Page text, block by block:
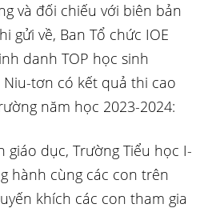
và đối chiếu với biên bản
gửi về, Ban Tổ chức IOE
danh TOP học sinh
tơn có kết quả thi cao
năm học 2023-2024:
dục, Trường Tiểu học I-
hành cùng các con trên
khích các con tham gia